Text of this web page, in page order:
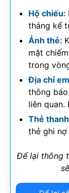
Hộ chiếu:
tháng kể
Ảnh thẻ:
mặt
trong
Địa chỉ
thông
liên quan.
Thẻ
thẻ ghi
Để lại thông